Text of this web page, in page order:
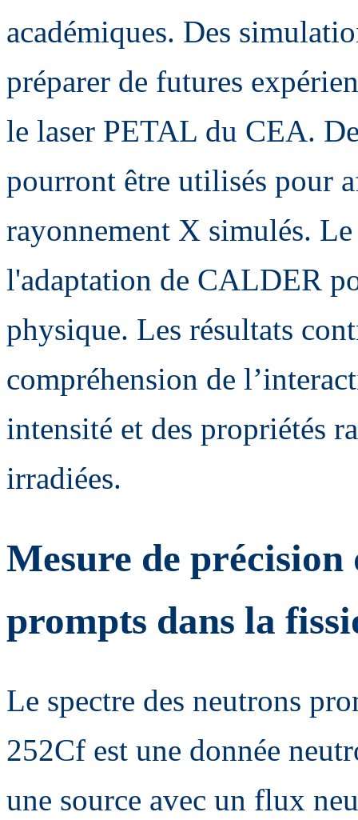
académiques. Des
préparer de futures
le laser PETAL du CEA.
pourront être utilisés pour
rayonnement X simulés.
l'adaptation de CALDER
physique. Les résultats
compréhension de
intensité et des propriétés
irradiées.
Mesure de précision
prompts dans la
Le spectre des neutrons
252Cf est une donnée
une source avec un flux